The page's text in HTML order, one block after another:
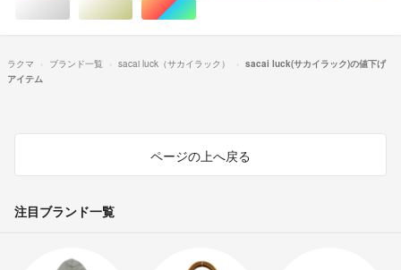
シルバー/銀色系ゴールド/金色系マルチカラー
ラクマ ブランド一覧 sacai luck（サカイラック）
sacai luck(サカイラック)の値下げ
アイテム
ページの上へ戻る
注目ブランド一覧